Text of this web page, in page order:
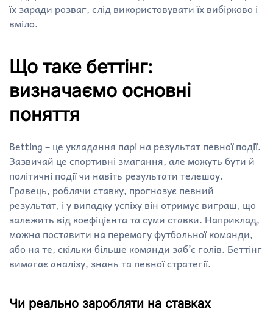
їх заради розваг, слід використовувати їх вибірково і
вміло.
Що таке беттінг:
визначаємо основні
поняття
Betting – це укладання парі на результат певної події.
Зазвичай це спортивні змагання, але можуть бути й
політичні події чи навіть результати телешоу.
Гравець, роблячи ставку, прогнозує певний
результат, і у випадку успіху він отримує виграш, що
залежить від коефіцієнта та суми ставки. Наприклад,
можна поставити на перемогу футбольної команди,
або на те, скільки більше команди заб’є голів. Беттінг
вимагає аналізу, знань та певної стратегії.
Чи реально заробляти на ставках